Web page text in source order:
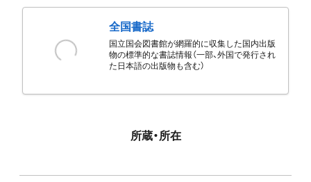
全国書誌
国立国会図書館が網羅的に収集した国内出版
物の標準的な書誌情報（一部、外国で発行され
た日本語の出版物も含む）
所蔵・所在